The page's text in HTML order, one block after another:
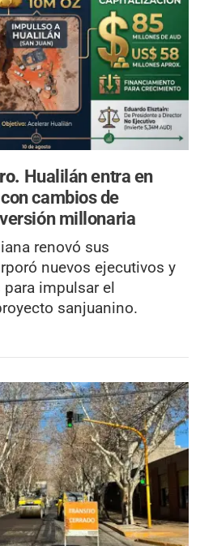
Hualilán entra en
cambios de
millonaria
renovó sus
nuevos ejecutivos y
impulsar el
sanjuanino.